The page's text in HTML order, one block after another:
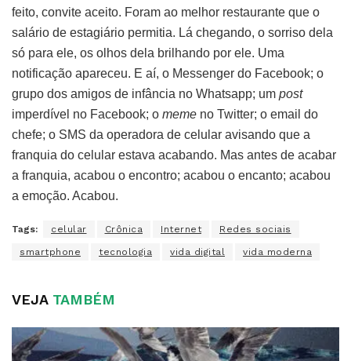
feito, convite aceito. Foram ao melhor restaurante que o
salário de estagiário permitia. Lá chegando, o sorriso dela
só para ele, os olhos dela brilhando por ele. Uma
notificação apareceu. E aí, o Messenger do Facebook; o
grupo dos amigos de infância no Whatsapp; um post
imperdível no Facebook; o meme no Twitter; o email do
chefe; o SMS da operadora de celular avisando que a
franquia do celular estava acabando. Mas antes de acabar
a franquia, acabou o encontro; acabou o encanto; acabou
a emoção. Acabou.
Tags: celular Crônica Internet Redes sociais
smartphone tecnologia vida digital vida moderna
VEJATAMBÉM